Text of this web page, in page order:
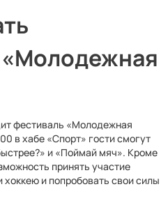
«Молодежная
фестиваль «Молодежная
в хабе «Спорт» гости смогут
и «Поймай мяч». Кроме
принять участие
хоккею и попробовать свои силы